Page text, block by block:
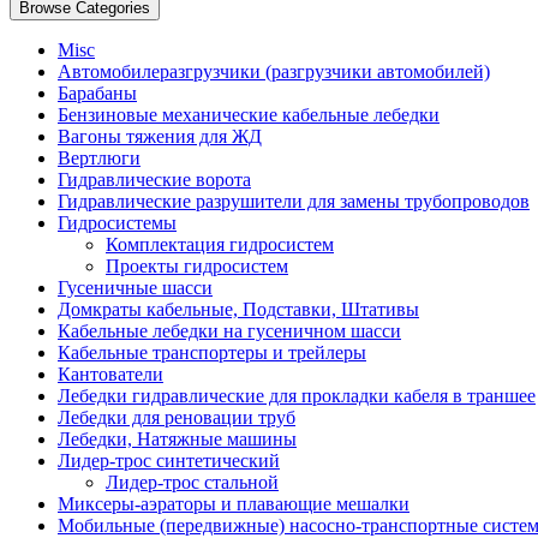
Browse Categories
Misc
Автомобилеразгрузчики (разгрузчики автомобилей)
Барабаны
Бензиновые механические кабельные лебедки
Вагоны тяжения для ЖД
Вертлюги
Гидравлические ворота
Гидравлические разрушители для замены трубопроводов
Гидросистемы
Комплектация гидросистем
Проекты гидросистем
Гусеничные шасси
Домкраты кабельные, Подставки, Штативы
Кабельные лебедки на гусеничном шасси
Кабельные транспортеры и трейлеры
Кантователи
Лебедки гидравлические для прокладки кабеля в траншее
Лебедки для реновации труб
Лебедки, Натяжные машины
Лидер-трос синтетический
Лидер-трос стальной
Миксеры-аэраторы и плавающие мешалки
Мобильные (передвижные) насосно-транспортные